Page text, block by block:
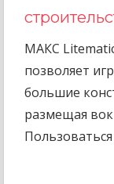
МАКС
позволяет
большие
размещая